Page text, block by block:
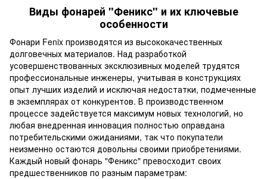
Виды фонарей "Феникс" и их ключевые
особенности
Фонари Fenix производятся из высококачественных
долговечных материалов. Над разработкой
усовершенствованных эксклюзивных моделей трудятся
профессиональные инженеры, учитывая в конструкциях
опыт лучших изделий и исключая недостатки, подмеченные
в экземплярах от конкурентов. В производственном
процессе задействуется максимум новых технологий, но
любая внедренная инновация полностью оправдана
потребительскими ожиданиями, так что покупатели
неизменно остаются довольны своими приобретениями.
Каждый новый фонарь "Феникс" превосходит своих
предшественников по разным параметрам: